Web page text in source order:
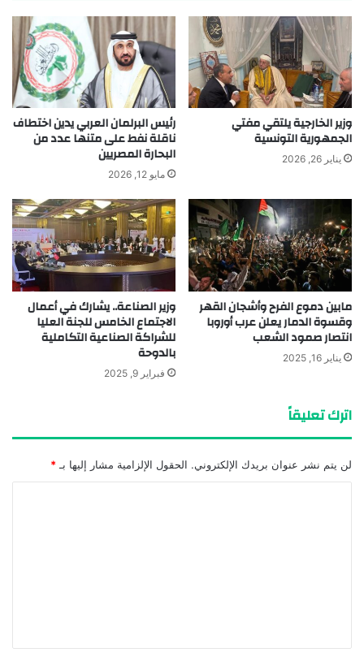
وزير الخارجية يلتقي مفتي
الجمهورية التونسية
يناير 26, 2026
رئيس البرلمان العربي يدين اختطاف
ناقلة نفط على متنها عدد من
البحارة المصريين
مايو 12, 2026
مابين دموع الفرح وأشجان القهر
وقسوة الدمار يعلن عرب أوروبا
انتصار صمود الشعب
يناير 16, 2025
وزير الصناعة.. يشارك في أعمال
الاجتماع الخامس للجنة العليا
للشراكة الصناعية التكاملية
بالدوحة
فبراير 9, 2025
اترك تعليقاً
لن يتم نشر عنوان بريدك الإلكتروني. الحقول الإلزامية مشار إليها بـ *